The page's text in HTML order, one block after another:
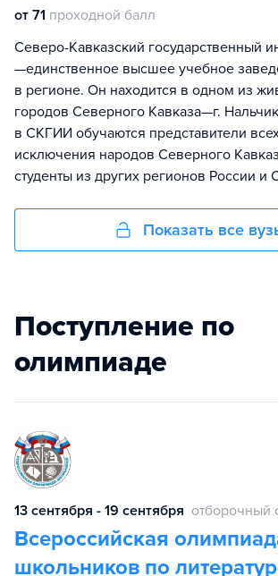
от 71 проходной балл
Северо-Кавказский государственный
—единственное высшее учебное
в регионе. Он находится в одном из
городов Северного Кавказа—г.
в СКГИИ обучаются представители
исключения народов Северного
студенты из других регионов России и
Показать все
Поступление по
олимпиаде
13 сентября - 19 сентября отборочный
Всероссийская
школьников по